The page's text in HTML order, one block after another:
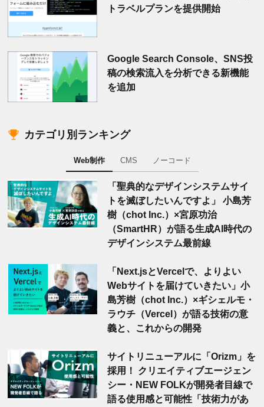
トラベルプランを提供開始
Google Search Console、SNS投
稿の検索流入を分析できる新機能
を追加
カテゴリ別ランキング
Web制作 CMS ノーコード
「聖典的なデザインシステムサイ
トを滅ぼしたいんですよ」 小島芳
樹（chot Inc.）×宮原功治
（SmartHR）が語る生成AI時代の
デザインシステム最前線
「Next.jsとVercelで、よりよい
Webサイトを届けていきたい」小
島芳樹（chot Inc.）×ギシェルモ・
ラウチ（Vercel）が語る技術の意
義と、これからの開発
サイトリニューアルに「Orizm」を
採用！ クリエイティブエージェン
シー・NEW FOLKが開発者目線で
語る使用感と可能性「技術力があ